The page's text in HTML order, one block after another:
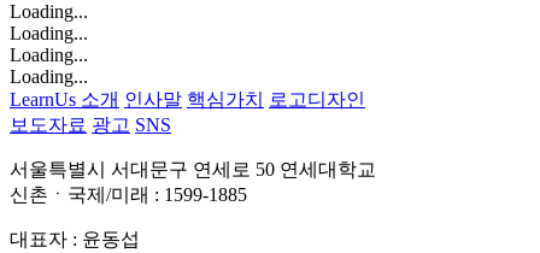
Loading...
Loading...
Loading...
Loading...
LearnUs 소개 인사말 핵심가치
로고디자인
보도자료 광고 SNS
서울특별시 서대문구 연세로 50 연세대학교
신촌ㆍ국제/미래 : 1599-1885
대표자 : 윤동섭